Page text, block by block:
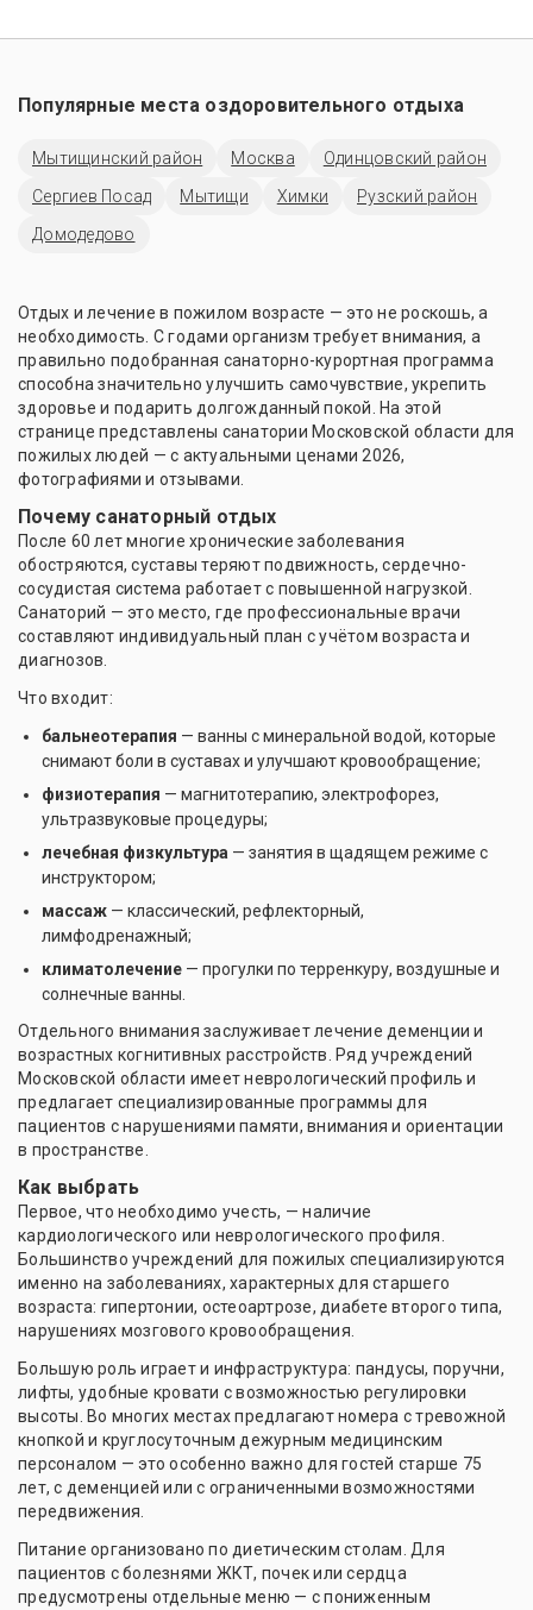
Популярные места оздоровительного отдыха
Мытищинский район Москва
Одинцовский район
Сергиев Посад
Мытищи Химки
Рузский район
Домодедово
Отдых и лечение в пожилом возрасте — это не роскошь, а
необходимость. С годами организм требует внимания, а
правильно подобранная санаторно-курортная программа
способна значительно улучшить самочувствие, укрепить
здоровье и подарить долгожданный покой. На этой
странице представлены санатории Московской области для
пожилых людей — с актуальными ценами 2026,
фотографиями и отзывами.
Почему санаторный отдых
После 60 лет многие хронические заболевания
обостряются, суставы теряют подвижность, сердечно-
сосудистая система работает с повышенной нагрузкой.
Санаторий — это место, где профессиональные врачи
составляют индивидуальный план с учётом возраста и
диагнозов.
Что входит:
бальнеотерапия — ванны с минеральной водой, которые
снимают боли в суставах и улучшают кровообращение;
физиотерапия — магнитотерапию, электрофорез,
ультразвуковые процедуры;
лечебная физкультура — занятия в щадящем режиме с
инструктором;
массаж — классический, рефлекторный,
лимфодренажный;
климатолечение — прогулки по терренкуру, воздушные и
солнечные ванны.
Отдельного внимания заслуживает лечение деменции и
возрастных когнитивных расстройств. Ряд учреждений
Московской области имеет неврологический профиль и
предлагает специализированные программы для
пациентов с нарушениями памяти, внимания и ориентации
в пространстве.
Как выбрать
Первое, что необходимо учесть, — наличие
кардиологического или неврологического профиля.
Большинство учреждений для пожилых специализируются
именно на заболеваниях, характерных для старшего
возраста: гипертонии, остеоартрозе, диабете второго типа,
нарушениях мозгового кровообращения.
Большую роль играет и инфраструктура: пандусы, поручни,
лифты, удобные кровати с возможностью регулировки
высоты. Во многих местах предлагают номера с тревожной
кнопкой и круглосуточным дежурным медицинским
персоналом — это особенно важно для гостей старше 75
лет, с деменцией или с ограниченными возможностями
передвижения.
Питание организовано по диетическим столам. Для
пациентов с болезнями ЖКТ, почек или сердца
предусмотрены отдельные меню — с пониженным